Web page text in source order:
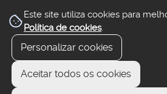
Este site utiliza cookies para
Política de cookies.
Personalizar cookies
Aceitar todos os cookies